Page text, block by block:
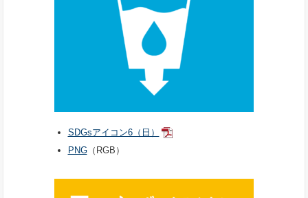
SDGsアイコン6（日）
PNG（RGB）